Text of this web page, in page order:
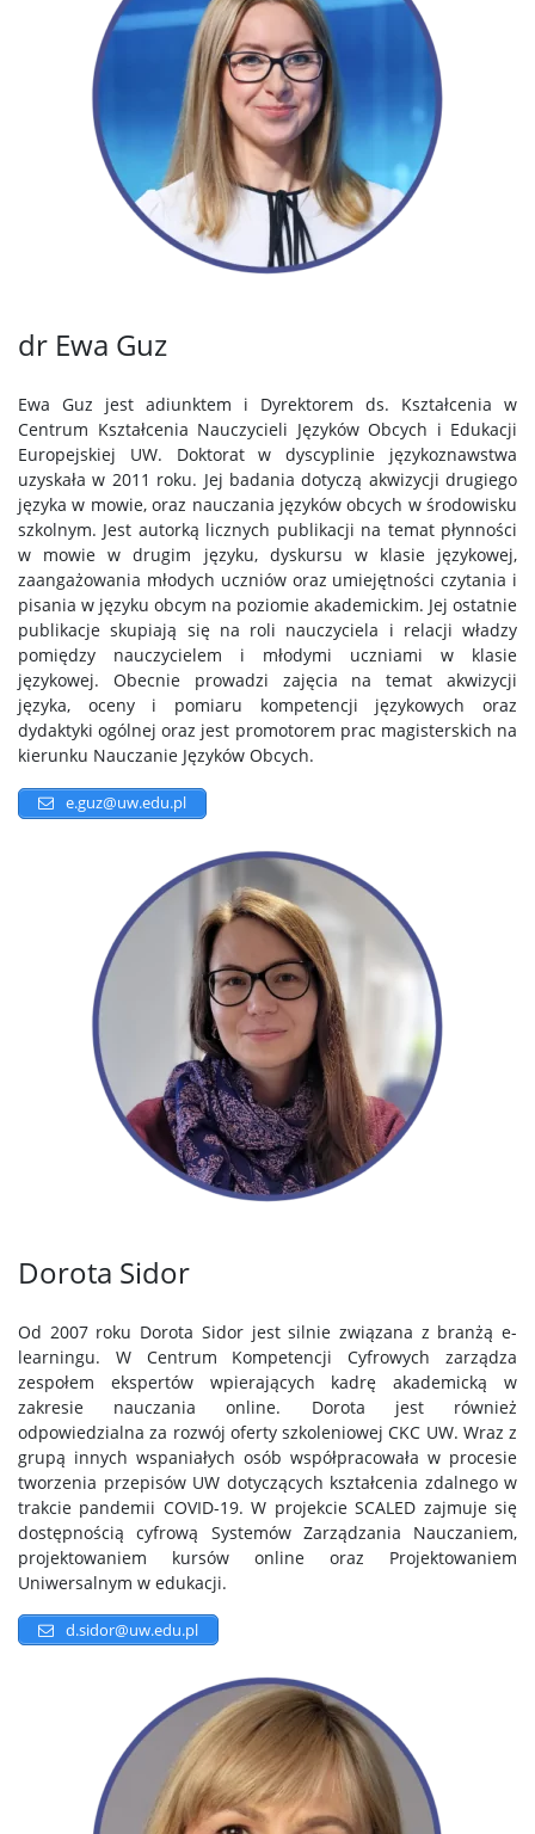
dr Ewa Guz
Ewa Guz jest adiunktem i Dyrektorem ds. Kształcenia w
Centrum Kształcenia Nauczycieli Języków Obcych i Edukacji
Europejskiej UW. Doktorat w dyscyplinie językoznawstwa
uzyskała w 2011 roku. Jej badania dotyczą akwizycji drugiego
języka w mowie, oraz nauczania języków obcych w środowisku
szkolnym. Jest autorką licznych publikacji na temat płynności
w mowie w drugim języku, dyskursu w klasie językowej,
zaangażowania młodych uczniów oraz umiejętności czytania i
pisania w języku obcym na poziomie akademickim. Jej ostatnie
publikacje skupiają się na roli nauczyciela i relacji władzy
pomiędzy nauczycielem i młodymi uczniami w klasie
językowej. Obecnie prowadzi zajęcia na temat akwizycji
języka, oceny i pomiaru kompetencji językowych oraz
dydaktyki ogólnej oraz jest promotorem prac magisterskich na
kierunku Nauczanie Języków Obcych.
e.guz@uw.edu.pl
Dorota Sidor
Od 2007 roku Dorota Sidor jest silnie związana z branżą e-
learningu. W Centrum Kompetencji Cyfrowych zarządza
zespołem ekspertów wpierających kadrę akademicką w
zakresie nauczania online. Dorota jest również
odpowiedzialna za rozwój oferty szkoleniowej CKC UW. Wraz z
grupą innych wspaniałych osób współpracowała w procesie
tworzenia przepisów UW dotyczących kształcenia zdalnego w
trakcie pandemii COVID-19. W projekcie SCALED zajmuje się
dostępnością cyfrową Systemów Zarządzania Nauczaniem,
projektowaniem kursów online oraz Projektowaniem
Uniwersalnym w edukacji.
d.sidor@uw.edu.pl